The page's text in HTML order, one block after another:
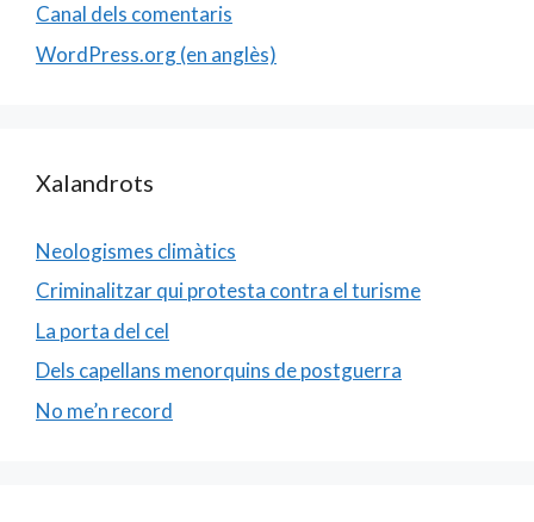
Canal dels comentaris
WordPress.org (en anglès)
Xalandrots
Neologismes climàtics
Criminalitzar qui protesta contra el turisme
La porta del cel
Dels capellans menorquins de postguerra
No me’n record